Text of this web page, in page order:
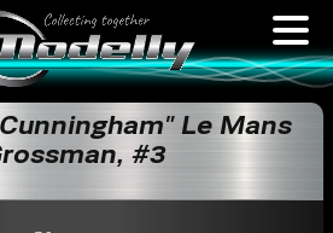
Le Mans
#3